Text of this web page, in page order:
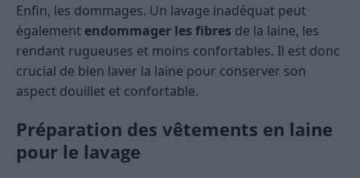
Enfin, les dommages. Un lavage inadéquat peut
également endommager les fibres de la laine, les
rendant rugueuses et moins confortables. Il est donc
crucial de bien laver la laine pour conserver son
aspect douillet et confortable.
Préparation des vêtements en laine
pour le lavage